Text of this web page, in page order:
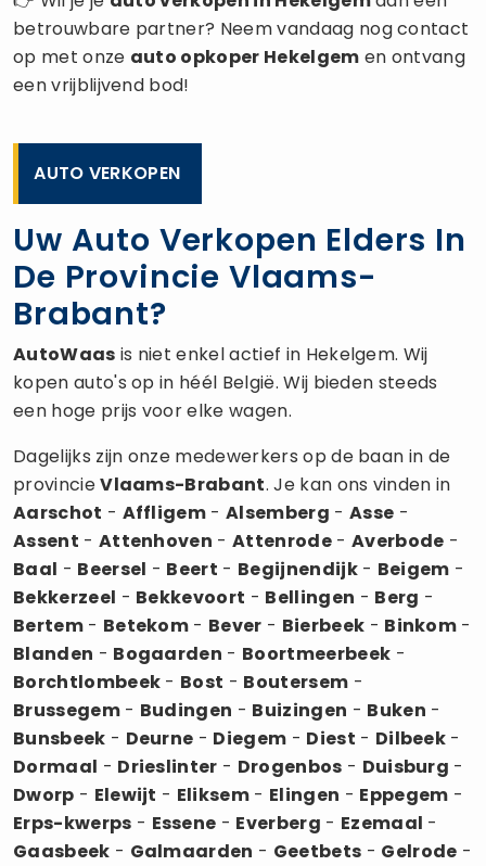
betrouwbare partner? Neem vandaag nog contact
op met onze auto opkoper Hekelgem en ontvang
een vrijblijvend bod!
AUTO VERKOPEN
Uw Auto Verkopen Elders In
De Provincie Vlaams-
Brabant?
AutoWaas is niet enkel actief in Hekelgem. Wij
kopen auto's op in héél België. Wij bieden steeds
een hoge prijs voor elke wagen.
Dagelijks zijn onze medewerkers op de baan in de
provincieVlaams-Brabant. Je kan ons vinden in
Aarschot - Affligem -Alsemberg - Asse -
Assent - Attenhoven -Attenrode- Averbode -
Baal - Beersel - Beert - Begijnendijk- Beigem -
Bekkerzeel - Bekkevoort - Bellingen - Berg -
Bertem- Betekom - Bever - Bierbeek - Binkom -
Blanden - Bogaarden - Boortmeerbeek -
Borchtlombeek - Bost - Boutersem -
Brussegem- Budingen - Buizingen - Buken -
Bunsbeek - Deurne - Diegem - Diest - Dilbeek -
Dormaal - Drieslinter - Drogenbos - Duisburg -
Dworp - Elewijt - Eliksem - Elingen - Eppegem -
Erps-kwerps - Essene - Everberg - Ezemaal -
Gaasbeek - Galmaarden - Geetbets - Gelrode -